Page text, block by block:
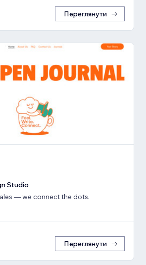
Переглянути
Studio
— we connect the dots.
Переглянути